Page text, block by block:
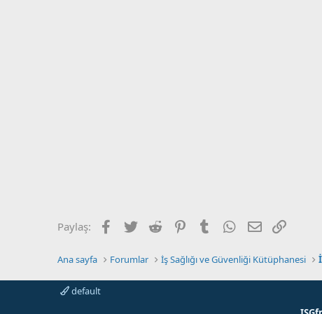
Paylaş: Facebook
Twitter Reddit PinterestTumblr WhatsApp
E-posta
Ana sayfa Forumlar İş Sağlığı ve Güvenliği Kütüphanesi
default